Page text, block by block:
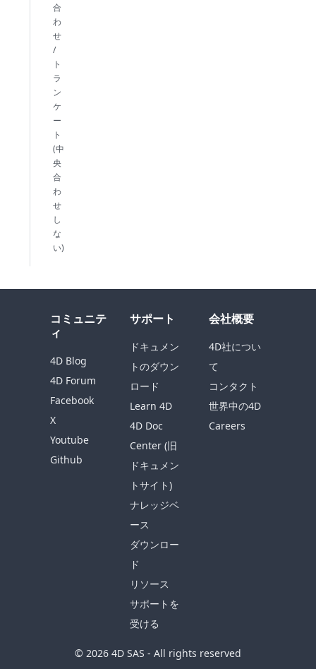
合
わ
せ
/
ト
ラ
ン
ケ
ー
ト
(中
央
合
わ
せ
し
な
い)
コミュニテ
ィ
4D Blog
4D Forum
Facebook
X
Youtube
Github
サポート
ドキュメン
トのダウン
ロード
Learn 4D
4D Doc
Center (旧
ドキュメン
トサイト)
ナレッジベ
ース
ダウンロー
ド
リソース
サポートを
受ける
会社概要
4D社につい
て
コンタクト
世界中の4D
Careers
© 2026 4D SAS - All rights reserved